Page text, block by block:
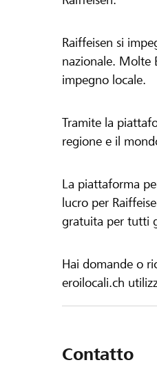
Raiffeisen si
nazionale. Molte
impegno locale.
Tramite la
regione e il
La piattaforma
lucro per
gratuita per tutti
Hai domande o
eroilocali.ch
Contatto